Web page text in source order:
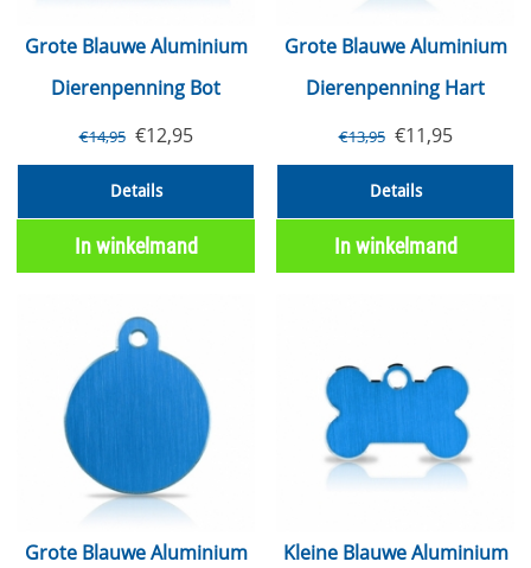
Grote Blauwe Aluminium
Dierenpenning Bot
€14,95 €12,95
Details
In winkelmand
Grote Blauwe Aluminium
Dierenpenning Hart
€13,95 €11,95
Details
In winkelmand
Grote Blauwe Aluminium
Kleine Blauwe Aluminium